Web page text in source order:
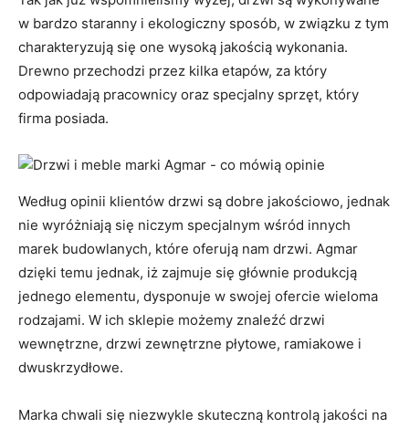
w bardzo staranny i ekologiczny sposób, w związku z tym
charakteryzują się one wysoką jakością wykonania.
Drewno przechodzi przez kilka etapów, za który
odpowiadają pracownicy oraz specjalny sprzęt, który
firma posiada.
Według opinii klientów drzwi są dobre jakościowo, jednak
nie wyróżniają się niczym specjalnym wśród innych
marek budowlanych, które oferują nam drzwi. Agmar
dzięki temu jednak, iż zajmuje się głównie produkcją
jednego elementu, dysponuje w swojej ofercie wieloma
rodzajami. W ich sklepie możemy znaleźć drzwi
wewnętrzne, drzwi zewnętrzne płytowe, ramiakowe i
dwuskrzydłowe.
Marka chwali się niezwykle skuteczną kontrolą jakości na